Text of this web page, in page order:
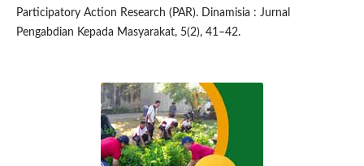
Participatory Action Research (PAR). Dinamisia : Jurnal
Pengabdian Kepada Masyarakat, 5(2), 41–42.